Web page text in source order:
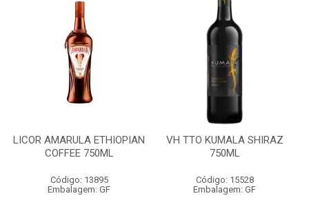
LICOR AMARULA ETHIOPIAN
COFFEE 750ML
Código: 13895
Embalagem: GF
VH TTO KUMALA SHIRAZ
750ML
Código: 15528
Embalagem: GF